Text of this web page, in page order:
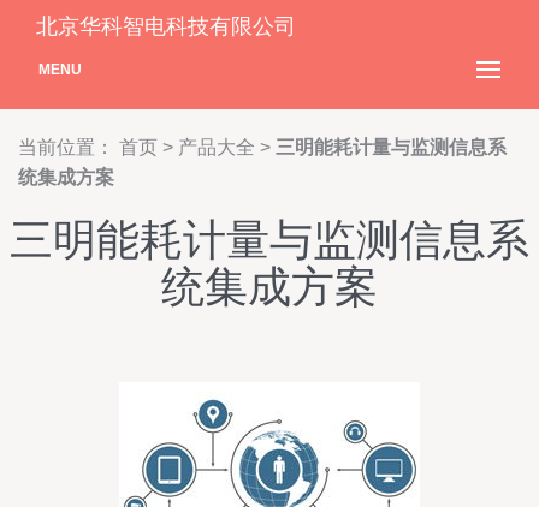
北京华科智电科技有限公司
MENU
当前位置： 首页 > 产品大全 > 三明能耗计量与监测信息系
统集成方案
三明能耗计量与监测信息系
统集成方案